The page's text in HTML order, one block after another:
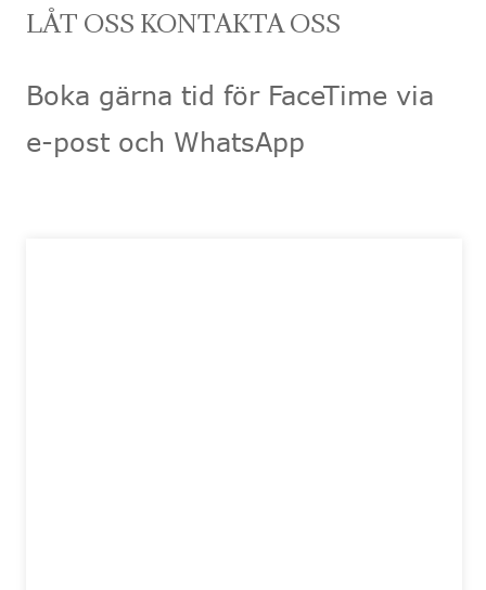
LÅT OSS KONTAKTA OSS
Boka gärna tid för FaceTime via
e-post och WhatsApp